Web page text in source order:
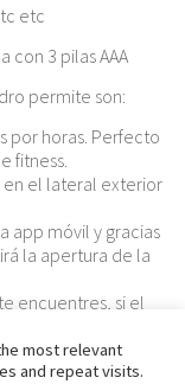
etc
con 3 pilas AAA
permite son:
por horas. Perfecto
fitness.
el lateral exterior
app móvil y gracias
la apertura de la
encuentres, si el
lugar
most relevant
and repeat visits.